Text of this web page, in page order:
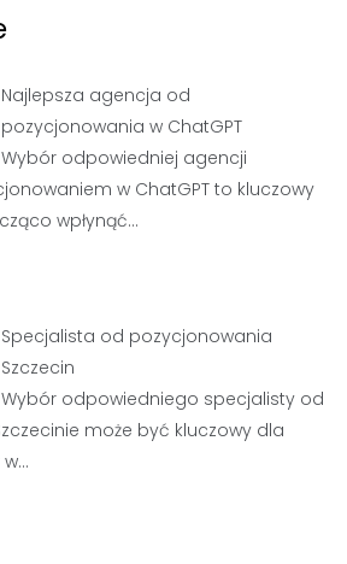
Najlepsza agencja od
pozycjonowania w ChatGPT
Wybór odpowiedniej agencji
w ChatGPT to kluczowy
wpłynąć…
Specjalista od pozycjonowania
Szczecin
Wybór odpowiedniego specjalisty od
może być kluczowy dla